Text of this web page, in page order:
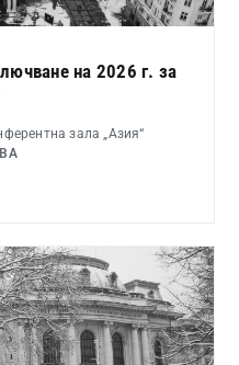
на 2026 г. за
зала „Азия“